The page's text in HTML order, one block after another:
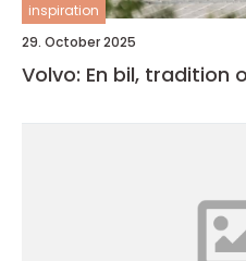
inspiration
29. October 2025
Volvo: En bil, tradition